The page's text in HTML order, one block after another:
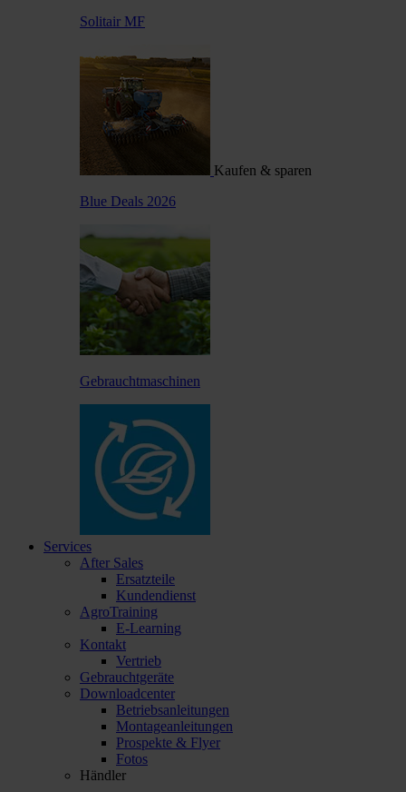
Solitair MF
Kaufen & sparen
Blue Deals 2026
Gebrauchtmaschinen
Services
After Sales
Ersatzteile
Kundendienst
AgroTraining
E-Learning
Kontakt
Vertrieb
Gebrauchtgeräte
Downloadcenter
Betriebsanleitungen
Montageanleitungen
Prospekte & Flyer
Fotos
Händler